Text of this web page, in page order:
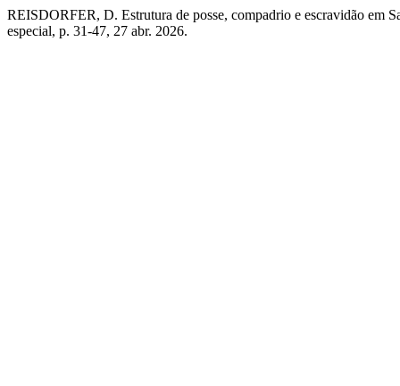
REISDORFER, D. Estrutura de posse, compadrio e escravidão em
especial, p. 31-47, 27 abr. 2026.